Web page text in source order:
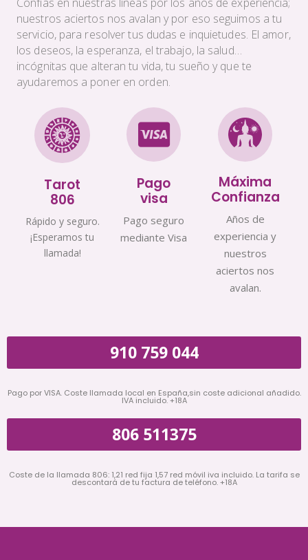
nuestros aciertos nos avalan y por eso seguimos a tu
servicio, para resolver tus dudas e inquietudes. El amor,
los deseos, la esperanza, el trabajo, la salud…
incógnitas que alteran tu vida, tu sueño y que te
ayudaremos a poner en orden.
Tarot
806
Rápido y seguro.
¡Esperamos tu
llamada!
Pago
visa
Pago seguro
mediante Visa
Máxima
Confianza
Años de
experiencia y
nuestros
aciertos nos
avalan.
910 759 044
Pago por VISA. Coste llamada local en España,sin coste adicional añadido.
IVA incluido. +18A
806 511375
Coste de la llamada 806: 1,21 red fija 1,57 red móvil iva incluido. La tarifa se
descontará de tu factura de teléfono. +18A